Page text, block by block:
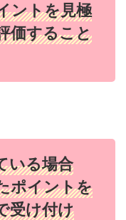
ントを見極
価すること
いる場合
ポイントを
受け付け